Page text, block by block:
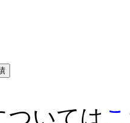
ついては